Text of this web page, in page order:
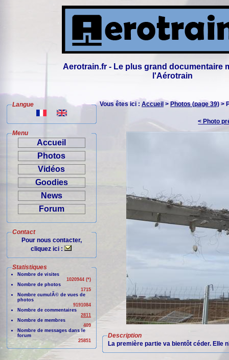
Aerotrain.fr - Le plus grand documentaire
l'Aérotrain
Langue
Menu
Accueil
Photos
Vidéos
Goodies
News
Forum
Contact
Pour nous contacter,
cliquez ici :
Statistiques
Nombre de visites
1020944 (*)
Nombre de photos
1715
Nombre cumulÃ© de vues de
photos
9191084
Nombre de commentaires
2811
Nombre de membres
409
Nombre de messages dans le
forum
25851
Vous êtes ici : Accueil > Photos (page 39) >
< Photo
Description
La première partie va bientôt céder. Elle